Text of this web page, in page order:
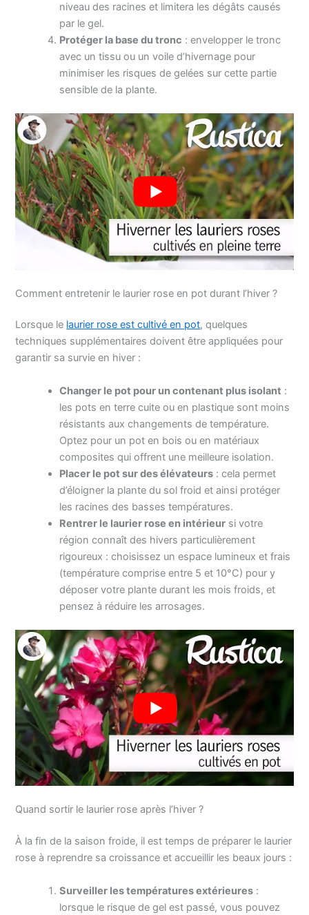
niveau des racines et limitera les dégâts causés
par le gel.
Protéger la base du tronc : envelopper le tronc
avec un tissu ou un voile d’hivernage pour
minimiser les risques de gelées sur cette partie
sensible de la plante.
Comment entretenir le laurier rose en pot durant l’hiver ?
Lorsque le laurier rose est cultivé en pot, quelques
techniques supplémentaires doivent être appliquées pour
garantir sa survie en hiver :
Changer le pot pour un contenant plus isolant :
les pots en terre cuite ou en plastique sont moins
résistants aux changements de température.
Optez pour un pot en bois ou en matériaux
composites qui offrent une meilleure isolation.
Placer le pot sur des élévateurs : cela permet
d’éloigner la plante du sol froid et ainsi protéger
les racines des basses températures.
Rentrer le laurier rose en intérieur si votre
région connaît des hivers particulièrement
rigoureux : choisissez un espace lumineux et frais
(température comprise entre 5 et 10°C) pour y
déposer votre plante durant les mois froids, et
pensez à réduire les arrosages.
Quand sortir le laurier rose après l’hiver ?
À la fin de la saison froide, il est temps de préparer le laurier
rose à reprendre sa croissance et accueillir les beaux jours :
Surveiller les températures extérieures :
lorsque le risque de gel est passé, vous pouvez